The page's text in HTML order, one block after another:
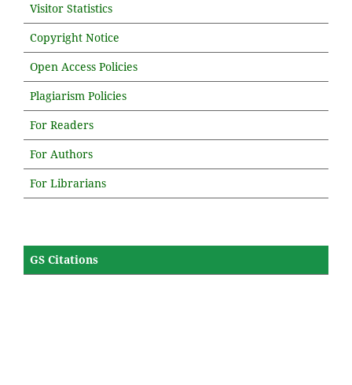
Visitor Statistics
Copyright Notice
Open Access Policies
Plagiarism Policies
For Readers
For Authors
For Librarians
GS Citations